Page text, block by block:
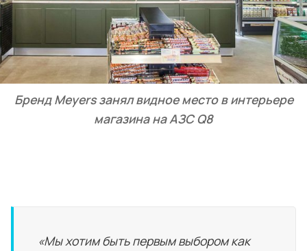
Бренд Meyers занял видное место в интерьере
магазина на АЗС Q8
«Мы хотим быть первым выбором как